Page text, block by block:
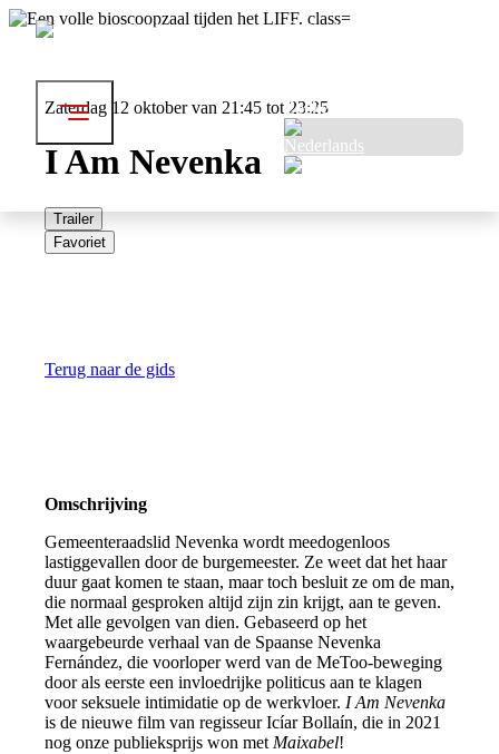
Festival
Zoeken
Zaterdag 12 oktober van 21:45 tot 23:25
I Am Nevenka
Trailer
Favoriet
Terug naar de gids
Omschrijving
Gemeenteraadslid Nevenka wordt meedogenloos
lastiggevallen door de burgemeester. Ze weet dat het haar
duur gaat komen te staan, maar toch besluit ze om de man,
die normaal gesproken altijd zijn zin krijgt, aan te geven.
Met alle gevolgen van dien. Gebaseerd op het
waargebeurde verhaal van de Spaanse Nevenka
Fernández, die voorloper werd van de MeToo-beweging
door als eerste een invloedrijke politicus aan te klagen
voor seksuele intimidatie op de werkvloer. I Am Nevenka
is de nieuwe film van regisseur Icíar Bollaín, die in 2021
nog onze publieksprijs won met Maixabel!